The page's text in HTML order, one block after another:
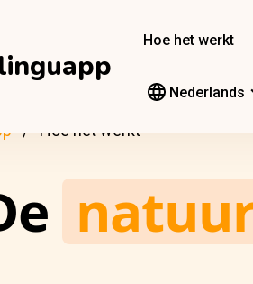
Hoe het werkt
Nederlands
Hoe het werkt